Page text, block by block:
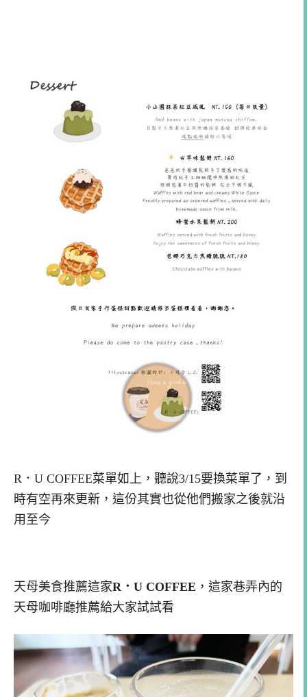
R．U COFFEE菜單如上，聽說3/15要換菜單了，到
時有空再來更新，這份其實也從他們搬家之後就沿
用至今
天母美食推薦這家R．U COFFEE ，這家巷弄內的
天母咖啡廳推薦給大家試試看